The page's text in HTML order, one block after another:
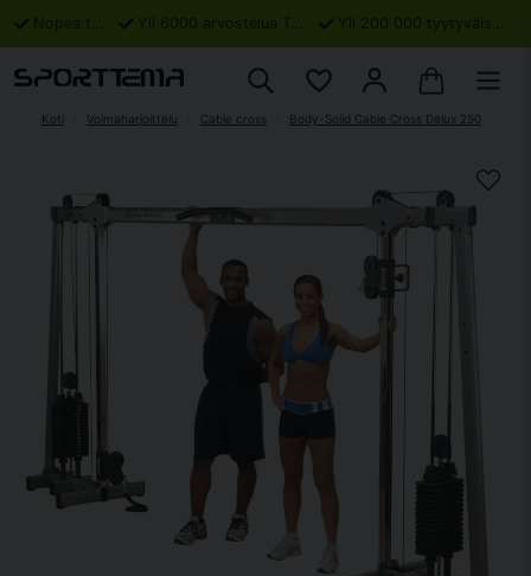
Nopea toimitus Yli 6000 arvostelua Trustpilotissa Yli 200 000 tyytyväistä asiakasta
Koti Voimaharjoittelu Cable cross Body-Solid Cable Cross Delux 250